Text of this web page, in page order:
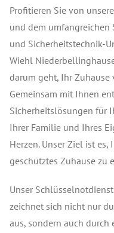
Profitieren Sie von
und dem umfangreichen
und Sicherheitstechnik-
Wiehl
darum geht, Ihr Zuhause
Gemeinsam mit Ihnen
Sicherheitslösungen für
Ihrer Familie und Ihres
Herzen. Unser Ziel ist
geschütztes Zuhause zu
Unser
zeichnet sich nicht nur
aus, sondern auch